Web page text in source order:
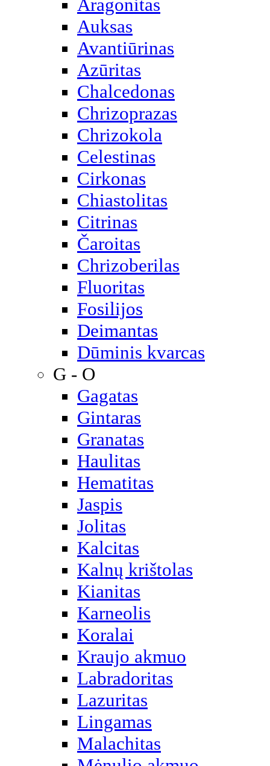
Aragonitas
Auksas
Avantiūrinas
Azūritas
Chalcedonas
Chrizoprazas
Chrizokola
Celestinas
Cirkonas
Chiastolitas
Citrinas
Čaroitas
Chrizoberilas
Fluoritas
Fosilijos
Deimantas
Dūminis kvarcas
G - O
Gagatas
Gintaras
Granatas
Haulitas
Hematitas
Jaspis
Jolitas
Kalcitas
Kalnų krištolas
Kianitas
Karneolis
Koralai
Kraujo akmuo
Labradoritas
Lazuritas
Lingamas
Malachitas